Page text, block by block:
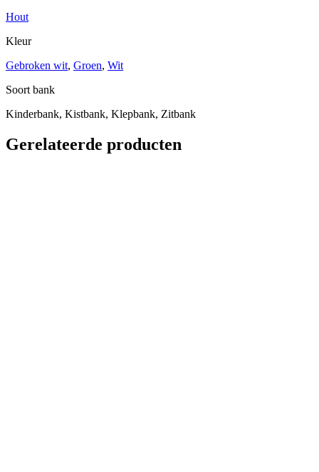
Hout
Kleur
Gebroken wit, Groen, Wit
Soort bank
Kinderbank, Kistbank, Klepbank, Zitbank
Gerelateerde producten